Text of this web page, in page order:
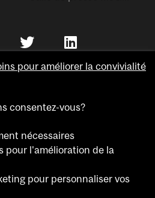
sur les témoins
pour améliorer la convivialité
consentez-vous?
nécessaires
pour l'amélioration de la
pour personnaliser vos